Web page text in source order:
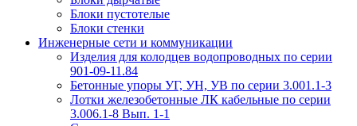
Блоки пустотелые
Блоки стенки
Инженерные сети и коммуникации
Изделия для колодцев водопроводных по серии
901-09-11.84
Бетонные упоры УГ, УН, УВ по серии 3.001.1-3
Лотки железобетонные ЛК кабельные по серии
3.006.1-8 Вып. 1-1